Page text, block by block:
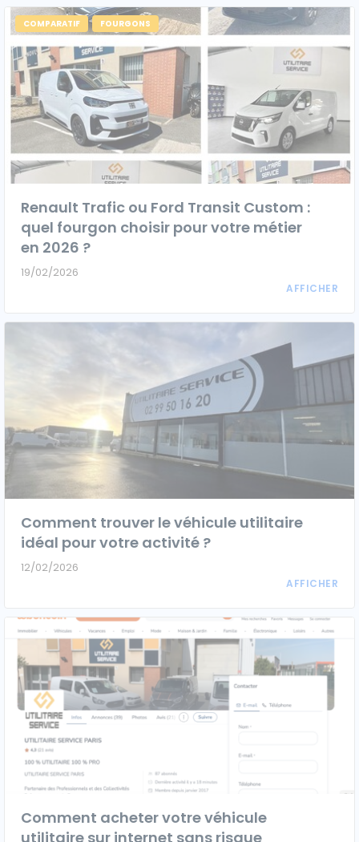
Citroën
Fiat
Ford
Isuzu
Iveco
Maxus
Nissan
Renault
Véhicules 0 km
Tous les véhicules
Réservation véhicule
Financement utilitaire
COMPARATIF FOURGONS
Renault Trafic ou Ford Transit Custom :
quel fourgon choisir pour votre métier
en 2026 ?
19/02/2026
Comment trouver le véhicule utilitaire
idéal pour votre activité ?
12/02/2026
Comment acheter votre véhicule
utilitaire sur internet sans risque